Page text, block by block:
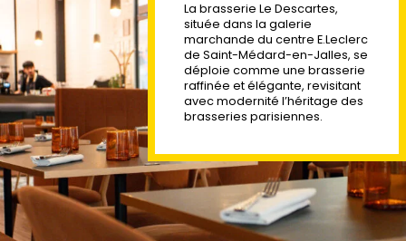
La brasserie Le Descartes,
située dans la galerie
marchande du centre E.Leclerc
de Saint-Médard-en-Jalles, se
déploie comme une brasserie
raffinée et élégante, revisitant
avec modernité l’héritage des
brasseries parisiennes.